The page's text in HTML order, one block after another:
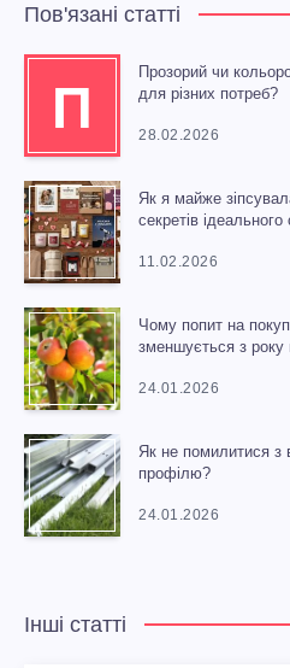
Пов'язані статті
П
Прозорий чи
для різних потреб?
28.02.2026
Як я майже
секретів
11.02.2026
Чому попит на
зменшується з року
24.01.2026
Як не помилитися з
профілю?
24.01.2026
Інші статті